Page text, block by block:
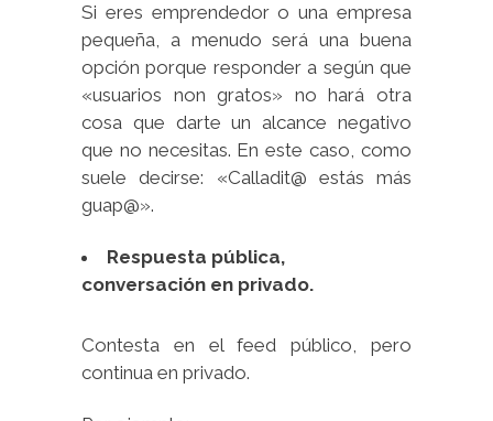
Si eres emprendedor o una empresa
pequeña, a menudo será una buena
opción porque responder a según que
«usuarios non gratos» no hará otra
cosa que darte un alcance negativo
que no necesitas. En este caso, como
suele decirse: «Calladit@ estás más
guap@».
Respuesta pública,
conversación en privado.
Contesta en el feed público, pero
continua en privado.